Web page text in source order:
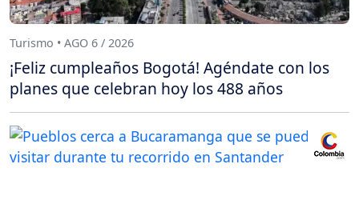
Turismo • AGO 6 / 2026
¡Feliz cumpleaños Bogotá! Agéndate con los
planes que celebran hoy los 488 años